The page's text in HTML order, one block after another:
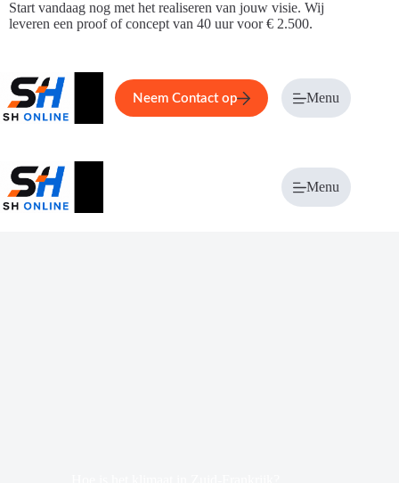
Ga
naar
Start vandaag nog met het realiseren van jouw visie. Wij
leveren een proof of concept van 40 uur voor € 2.500.
Home Service Over ons
Neem Contact op Menu
Menu